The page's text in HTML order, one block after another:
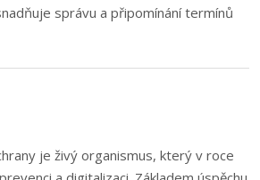
správu a připomínání termínů
je živý organismus, který v roce